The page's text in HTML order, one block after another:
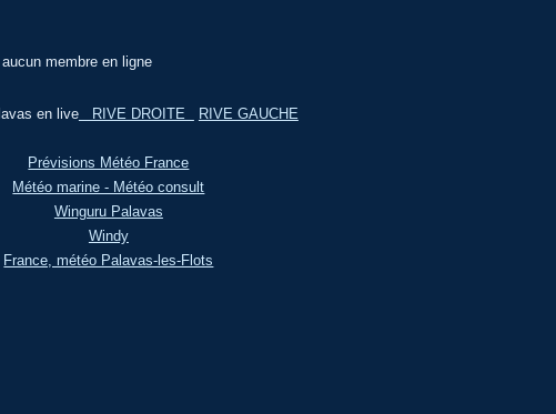
membre en ligne
en liveRIVE DROITE RIVE GAUCHE
Prévisions Météo France
Météo marine - Météo consult
Winguru Palavas
Windy
France, météo Palavas-les-Flots